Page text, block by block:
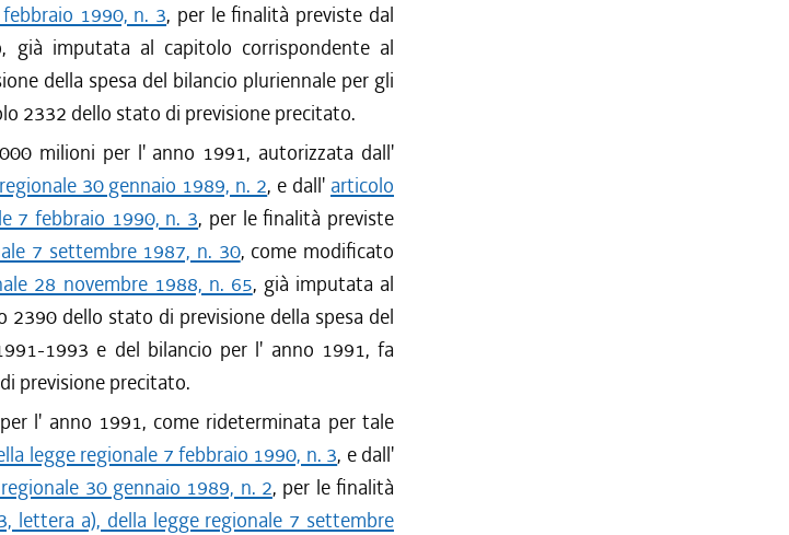
1990, n. 3, per le finalità previste dal
già imputata al capitolo corrispondente al
della spesa del bilancio pluriennale per gli
2332 dello stato di previsione precitato.
milioni per l' anno 1991, autorizzata dall'
30 gennaio 1989, n. 2, e dall' articolo
7 febbraio 1990, n. 3, per le finalità previste
7 settembre 1987, n. 30, come modificato
28 novembre 1988, n. 65, già imputata al
dello stato di previsione della spesa del
1993 e del bilancio per l' anno 1991, fa
previsione precitato.
l' anno 1991, come rideterminata per tale
legge regionale 7 febbraio 1990, n. 3, e dall'
30 gennaio 1989, n. 2, per le finalità
lettera a), della legge regionale 7 settembre